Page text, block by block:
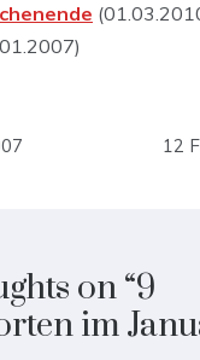
12
on “9
im